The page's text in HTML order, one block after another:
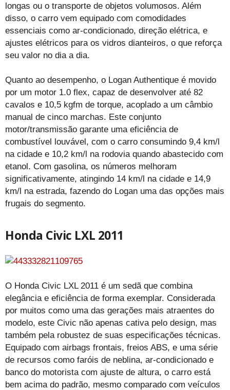
longas ou o transporte de objetos volumosos. Além
disso, o carro vem equipado com comodidades
essenciais como ar-condicionado, direção elétrica, e
ajustes elétricos para os vidros dianteiros, o que reforça
seu valor no dia a dia.
Quanto ao desempenho, o Logan Authentique é movido
por um motor 1.0 flex, capaz de desenvolver até 82
cavalos e 10,5 kgfm de torque, acoplado a um câmbio
manual de cinco marchas. Este conjunto
motor/transmissão garante uma eficiência de
combustível louvável, com o carro consumindo 9,4 km/l
na cidade e 10,2 km/l na rodovia quando abastecido com
etanol. Com gasolina, os números melhoram
significativamente, atingindo 14 km/l na cidade e 14,9
km/l na estrada, fazendo do Logan uma das opções mais
frugais do segmento.
Honda Civic LXL 2011
O Honda Civic LXL 2011 é um sedã que combina
elegância e eficiência de forma exemplar. Considerada
por muitos como uma das gerações mais atraentes do
modelo, este Civic não apenas cativa pelo design, mas
também pela robustez de suas especificações técnicas.
Equipado com airbags frontais, freios ABS, e uma série
de recursos como faróis de neblina, ar-condicionado e
banco do motorista com ajuste de altura, o carro está
bem acima do padrão, mesmo comparado com veículos